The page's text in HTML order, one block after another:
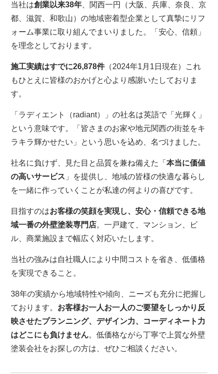
当社は創業以来38年 、関西一円（大阪、兵庫、奈良、京
都、滋賀、和歌山）の地域密着型企業として真摯にリフ
ォーム事業に取り組んでまいりました。「安心、信頼」
を理念としております。
施工実績はすでに26,878件（2024年1月1日現在）これ
もひとえに皆様のおかげと心より感謝いたしておりま
す。
「ラディエント（radiant）」の社名は英語で「光輝く」
という意味です。「皆さまのお家や地元関西の街並をキ
ラキラ輝かせたい」という思いを込め、名づけました。
社名に負けず、見た目と品質を兼ね備えた「本当に価値
の高いサービス 」を提供し、地域の皆様の快適な暮らし
を一緒に作っていくことが私達の何よりの喜びです。
目指すのはお客様の笑顔を実現し、安心・信頼できる地
域一番の外壁塗装専門店。一戸建て、マンション、ビ
ル、商業施設まで幅広く対応いたします。
当社の強みは自社職人により中間コストを省き、低価格
を実現できること。
38年の実績から地域特性や傾向、ニーズも充分に把握し
ております。 お客様お一人お一人のご要望をしっかり反
映させたプランニング、デザイン力、コーディネート力
はどこにも負けません。低価格ながら丁寧で上質な外壁
塗装会社をお探しの方は、ぜひご相談ください。